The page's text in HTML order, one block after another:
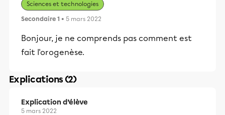
Sciences et technologies
Secondaire 1 • 5 mars 2022
Bonjour, je ne comprends pas comment est
fait l'orogenèse.
Explications (2)
Explication d’élève
5 mars 2022